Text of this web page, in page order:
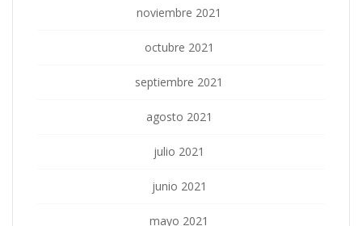
noviembre 2021
octubre 2021
septiembre 2021
agosto 2021
julio 2021
junio 2021
mayo 2021